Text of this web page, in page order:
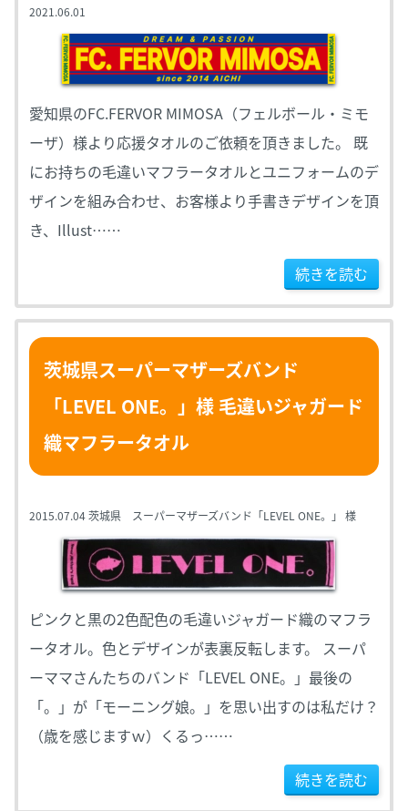
2021.06.01
愛知県のFC.FERVOR MIMOSA（フェルボール・ミモ
ーザ）様より応援タオルのご依頼を頂きました。 既
にお持ちの毛違いマフラータオルとユニフォームのデ
ザインを組み合わせ、お客様より手書きデザインを頂
き、Illust……
続きを読む
茨城県スーパーマザーズバンド
「LEVEL ONE。」様 毛違いジャガード
織マフラータオル
2015.07.04茨城県 スーパーマザーズバンド「LEVEL ONE。」 様
ピンクと黒の2色配色の毛違いジャガード織のマフラ
ータオル。色とデザインが表裏反転します。 スーパ
ーママさんたちのバンド「LEVEL ONE。」最後の
「。」が「モーニング娘。」を思い出すのは私だけ？
（歳を感じますｗ）くるっ……
続きを読む